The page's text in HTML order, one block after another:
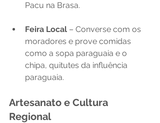
Pacu na Brasa.
Feira Local – Converse com os
moradores e prove comidas
como a sopa paraguaia e o
chipa, quitutes da influência
paraguaia.
Artesanato e Cultura
Regional